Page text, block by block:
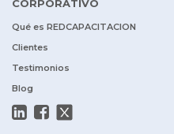
CORPORATIVO
Qué es REDCAPACITACION
Clientes
Testimonios
Blog